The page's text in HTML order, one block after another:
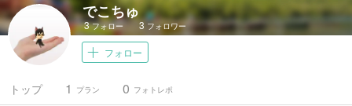
でこちゅ
3フォロー 3 フォロワー
フォロー
トップ プラン
1 フォトレポ
0